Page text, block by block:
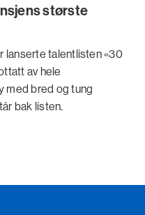
største
lanserte talentlisten «30
av hele
med bred og tung
bak listen.